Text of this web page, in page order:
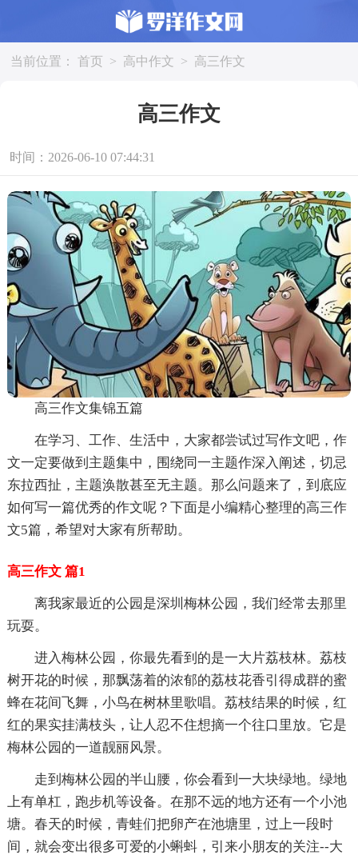
当前位置： 首页 > 高中作文 > 高三作文
高三作文
时间：2026-06-10 07:44:31
高三作文集锦五篇
在学习、工作、生活中，大家都尝试过写作文吧，作
文一定要做到主题集中，围绕同一主题作深入阐述，切忌
东拉西扯，主题涣散甚至无主题。那么问题来了，到底应
如何写一篇优秀的作文呢？下面是小编精心整理的高三作
文5篇，希望对大家有所帮助。
高三作文 篇1
离我家最近的公园是深圳梅林公园，我们经常去那里
玩耍。
进入梅林公园，你最先看到的是一大片荔枝林。荔枝
树开花的时候，那飘荡着的浓郁的荔枝花香引得成群的蜜
蜂在花间飞舞，小鸟在树林里歌唱。荔枝结果的时候，红
红的果实挂满枝头，让人忍不住想摘一个往口里放。它是
梅林公园的一道靓丽风景。
走到梅林公园的半山腰，你会看到一大块绿地。绿地
上有单杠，跑步机等设备。在那不远的地方还有一个小池
塘。春天的时候，青蛙们把卵产在池塘里，过上一段时
间，就会变出很多可爱的小蝌蚪，引来小朋友的关注--大